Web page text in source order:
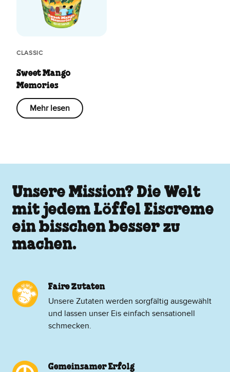
CLASSIC
Sweet Mango
Memories
Mehr lesen
Unsere Mission? Die Welt
mit jedem Löffel Eiscreme
ein bisschen besser zu
machen.
Faire Zutaten
Unsere Zutaten werden sorgfältig ausgewählt
und lassen unser Eis einfach sensationell
schmecken.
Gemeinsamer Erfolg